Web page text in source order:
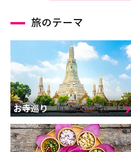
旅のテーマ
お寺巡り